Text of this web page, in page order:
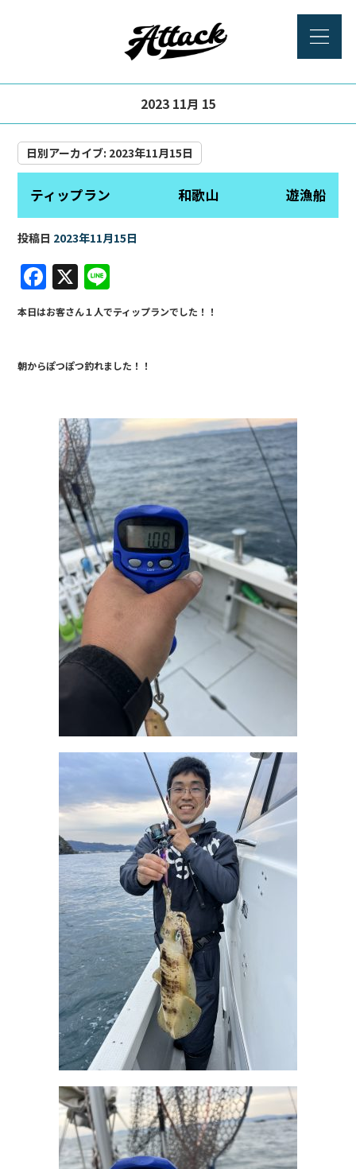
2023 11月 15
日別アーカイブ: 2023年11月15日
ティップラン 和歌山 遊漁船
投稿日 2023年11月15日
F
a
c
e
b
o
k
X
n
e
本日はお客さん１人でティップランでした！！
朝からぽつぽつ釣れました！！